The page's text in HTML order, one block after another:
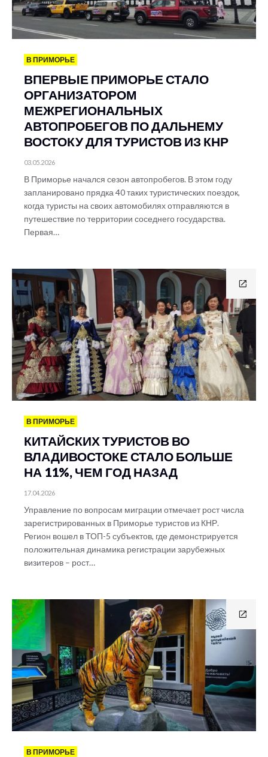
В ПРИМОРЬЕ
ВПЕРВЫЕ ПРИМОРЬЕ СТАЛО
ОРГАНИЗАТОРОМ
МЕЖРЕГИОНАЛЬНЫХ
АВТОПРОБЕГОВ ПО ДАЛЬНЕМУ
ВОСТОКУ ДЛЯ ТУРИСТОВ ИЗ КНР
03.05.2026
В Приморье начался сезон автопробегов. В этом году
запланировано прядка 40 таких туристических поездок,
когда туристы на своих автомобилях отправляются в
путешествие по территории соседнего государства.
Первая…
В ПРИМОРЬЕ
КИТАЙСКИХ ТУРИСТОВ ВО
ВЛАДИВОСТОКЕ СТАЛО БОЛЬШЕ
НА 11%, ЧЕМ ГОД НАЗАД
17.04.2026
Управление по вопросам миграции отмечает рост числа
зарегистрированных в Приморье туристов из КНР.
Регион вошел в ТОП-5 субъектов, где демонстрируется
положительная динамика регистрации зарубежных
визитеров – рост…
В ПРИМОРЬЕ